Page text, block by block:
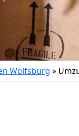
Wolfsburg »